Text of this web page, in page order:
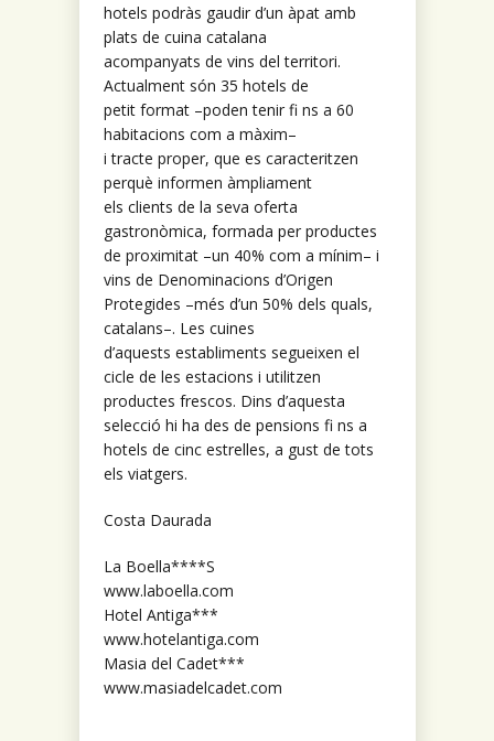
hotels podràs gaudir d’un àpat amb
plats de cuina catalana
acompanyats de vins del territori.
Actualment són 35 hotels de
petit format –poden tenir fi ns a 60
habitacions com a màxim–
i tracte proper, que es caracteritzen
perquè informen àmpliament
els clients de la seva oferta
gastronòmica, formada per productes
de proximitat –un 40% com a mínim– i
vins de Denominacions d’Origen
Protegides –més d’un 50% dels quals,
catalans–. Les cuines
d’aquests establiments segueixen el
cicle de les estacions i utilitzen
productes frescos. Dins d’aquesta
selecció hi ha des de pensions fi ns a
hotels de cinc estrelles, a gust de tots
els viatgers.
Costa Daurada
La Boella****S
www.laboella.com
Hotel Antiga***
www.hotelantiga.com
Masia del Cadet***
www.masiadelcadet.com